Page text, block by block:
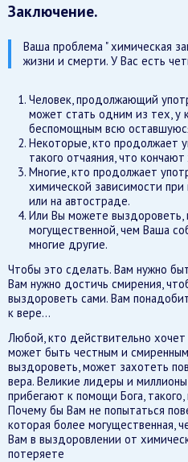
Заключение.
Ваша проблема " химическая
жизни и смерти. У Вас есть
Человек, продолжающий
может стать одним из тех, у
беспомощным всю
Некоторые, кто продолжает
такого отчаяния, что
Многие, кто продолжает
химической зависимости
или на автостраде.
Или Вы можете
могущественной, чем Ваша
многие другие.
Чтобы это сделать. Вам нужно
Вам нужно достичь смирения,
выздороветь сами. Вам
к вере…
Любой, кто действительно
может быть честным и
выздороветь, может захотеть
вера. Великие лидеры и
прибегают к помощи Бога,
Почему бы Вам не попытаться
которая более могущественная,
Вам в выздоровлении от
потеряете